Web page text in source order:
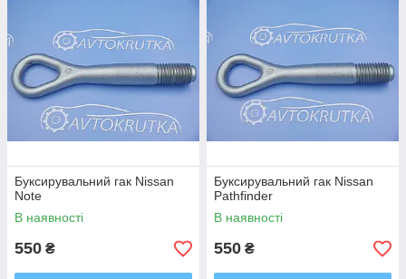
Буксирувальний гак Nissan
Note
В наявності
550 ₴
Буксирувальний гак Nissan
Pathfinder
В наявності
550 ₴